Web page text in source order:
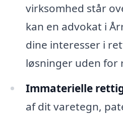
virksomhed står
kan en advokat i
dine interesser i
løsninger uden for
Immaterielle
af dit varetegn,